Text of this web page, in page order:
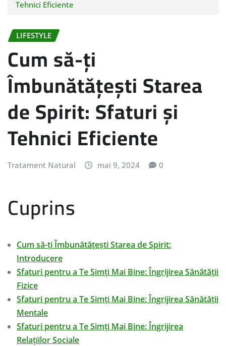
Tehnici Eficiente
LIFESTYLE
Cum să-ți
Îmbunătățești Starea
de Spirit: Sfaturi și
Tehnici Eficiente
Tratament Natural mai 9, 2024 0
Cuprins
Cum să-ți Îmbunătățești Starea de Spirit:
Introducere
Sfaturi pentru a Te Simți Mai Bine: Îngrijirea Sănătății
Fizice
Sfaturi pentru a Te Simți Mai Bine: Îngrijirea Sănătății
Mentale
Sfaturi pentru a Te Simți Mai Bine: Îngrijirea
Relațiilor Sociale